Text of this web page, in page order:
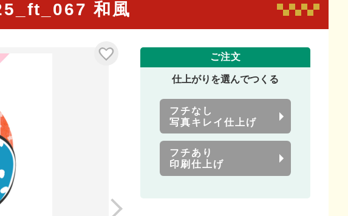
和風
ご注文
仕上がりを選んでつくる
フチなし
写真キレイ仕上げ
フチあり
印刷仕上げ